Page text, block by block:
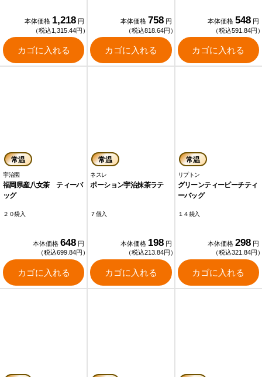
本体価格 1,218 円
（税込1,315.44円）
カゴに入れる
本体価格 758 円
（税込818.64円）
カゴに入れる
本体価格 548 円
（税込591.84円
カゴに入れる
常温
宇治園
福岡県産八女茶 ティーバ
ッグ
２０袋入
本体価格 648 円
（税込699.84円）
カゴに入れる
常温
ネスレ
ポーション宇治抹茶ラテ
７個入
本体価格 198 円
（税込213.84円）
カゴに入れる
常温
リプトン
グリーンティーピーチティ
ーバッグ
１４袋入
本体価格 298 円
（税込321.84円
カゴに入れる